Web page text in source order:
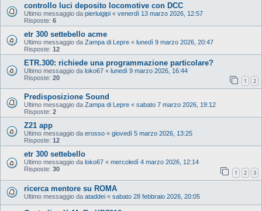
controllo luci deposito locomotive con DCC
Ultimo messaggio da pierluigipi « venerdì 13 marzo 2026, 12:57
Risposte: 6
etr 300 settebello acme
Ultimo messaggio da Zampa di Lepre « lunedì 9 marzo 2026, 20:47
Risposte: 12
ETR.300: richiede una programmazione particolare?
Ultimo messaggio da loko67 « lunedì 9 marzo 2026, 16:44
Risposte: 20 1 2
Predisposizione Sound
Ultimo messaggio da Zampa di Lepre « sabato 7 marzo 2026, 19:12
Risposte: 2
Z21 app
Ultimo messaggio da erosso « giovedì 5 marzo 2026, 13:25
Risposte: 12
etr 300 settebello
Ultimo messaggio da loko67 « mercoledì 4 marzo 2026, 12:14
Risposte: 30 1 2 3
ricerca mentore su ROMA
Ultimo messaggio da ataddei « sabato 28 febbraio 2026, 20:05